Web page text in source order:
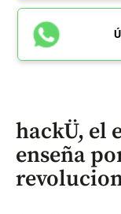
hackÜ, el
enseña